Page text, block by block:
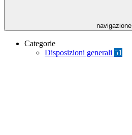
navigazione
Categorie
Disposizioni generali 51